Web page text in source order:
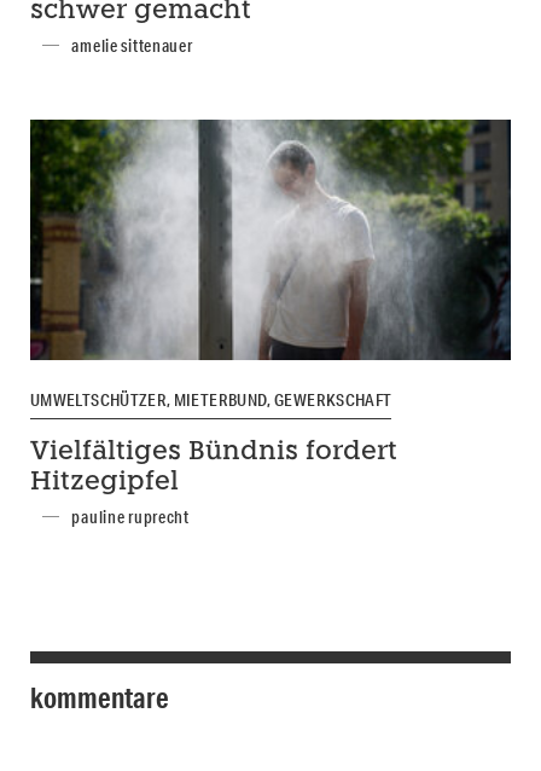
schwer gemacht
amelie sittenauer
UMWELTSCHÜTZER, MIETERBUND, GEWERKSCHAFT
Vielfältiges Bündnis fordert
Hitzegipfel
pauline ruprecht
kommentare